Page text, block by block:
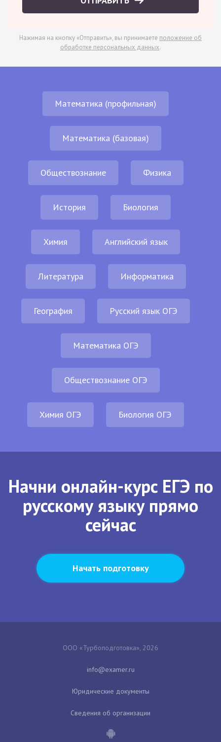
Нажимая на кнопку «Отправить», вы принимаете положение об
обработке персональных данных.
Математика (профильная)
Математика (базовая)
Обществознание Физика
История Биология
Химия Английский язык
Литература Информатика
География Русский язык ОГЭ
Математика ОГЭ
Обществознание ОГЭ
Химия ОГЭ Биология ОГЭ
Начни онлайн-курс ЕГЭ по
русскому языку прямо
сейчас
Начать подготовку
ООО «Турбоподготовка», 2026
Юридические документы
Сведения об организации